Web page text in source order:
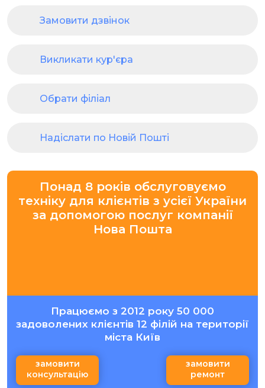
Замовити дзвінок
Викликати кур'єра
Обрати філіал
Надіслати по Новій Пошті
Понад 8 років обслуговуємо
техніку для клієнтів з усієї України
за допомогою послуг компанії
Нова Пошта
Працюємо з 2012 року 50 000
задоволених клієнтів 12 філій на території
міста Київ
замовити
консультацію
замовити
ремонт